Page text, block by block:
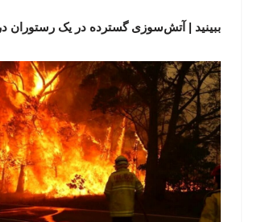
ببینید | آتش‌سوزی گسترده در یک رستوران